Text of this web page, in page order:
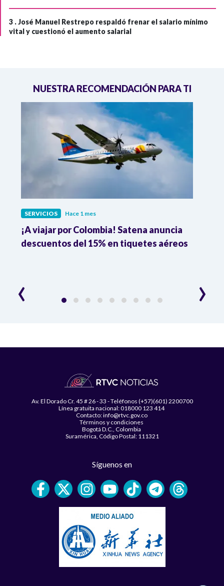
3 .José Manuel Restrepo respaldó frenar el salario mínimo
vital y cuestionó el aumento salarial
NUESTRA RECOMENDACIÓN PARA TI
SERVICIOS Hace 1 mes
¡A viajar por Colombia! Satena anuncia
descuentos del 15% en tiquetes aéreos
‹ ›
Av. El Dorado Cr. 45 # 26 - 33 - Teléfonos (+57)(601) 2200700
Línea gratuita nacional: 018000 123 414
Contacto: info@rtvc.gov.co
Términos y condiciones
Bogotá D.C., Colombia
Suramérica, Código Postal: 111321
Síguenos en